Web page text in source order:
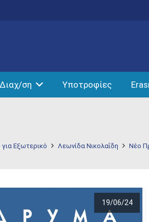
ση Υποτροφίες
Εξωτερικό Λεωνίδα Νικολαΐδη Νέο
19/06/24